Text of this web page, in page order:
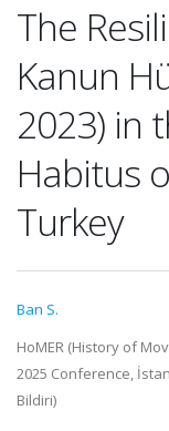
The
Kanun
2023) in
Habitus
Turkey
Ban S.
HoMER (History of
2025 Conference,
Bildiri)